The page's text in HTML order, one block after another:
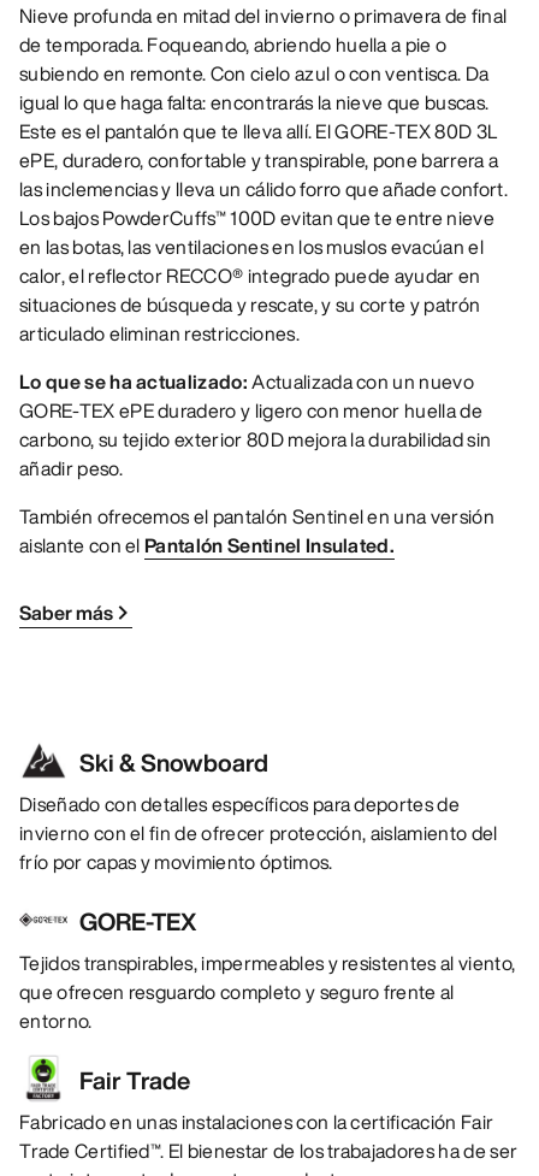
Nieve profunda en mitad del invierno o primavera de final
de temporada. Foqueando, abriendo huella a pie o
subiendo en remonte. Con cielo azul o con ventisca. Da
igual lo que haga falta: encontrarás la nieve que buscas.
Este es el pantalón que te lleva allí. El GORE-TEX 80D 3L
ePE, duradero, confortable y transpirable, pone barrera a
las inclemencias y lleva un cálido forro que añade confort.
Los bajos PowderCuffs™ 100D evitan que te entre nieve
en las botas, las ventilaciones en los muslos evacúan el
calor, el reflector RECCO® integrado puede ayudar en
situaciones de búsqueda y rescate, y su corte y patrón
articulado eliminan restricciones.
Lo que se ha actualizado:Actualizada con un nuevo
GORE-TEX ePE duradero y ligero con menor huella de
carbono, su tejido exterior 80D mejora la durabilidad sin
añadir peso.
También ofrecemos el pantalón Sentinel en una versión
aislante con el Pantalón Sentinel Insulated.
Saber más
Ski & Snowboard
Diseñado con detalles específicos para deportes de
invierno con el fin de ofrecer protección, aislamiento del
frío por capas y movimiento óptimos.
GORE-TEX
Tejidos transpirables, impermeables y resistentes al viento,
que ofrecen resguardo completo y seguro frente al
entorno.
Fair Trade
Fabricado en unas instalaciones con la certificación Fair
Trade Certified™. El bienestar de los trabajadores ha de ser